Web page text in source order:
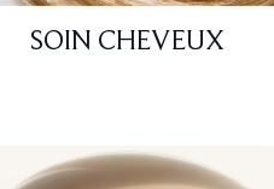
SOIN CHEVEUX